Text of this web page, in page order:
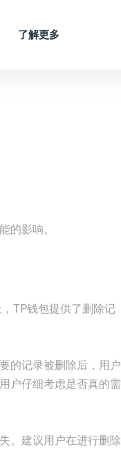
了解更多
的影响。
TP钱包提供了删除记
的记录被删除后，用户
户仔细考虑是否真的需
。建议用户在进行删除